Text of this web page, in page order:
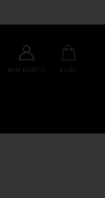
MIN KONTO KURV